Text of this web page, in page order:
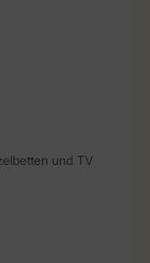
und TV